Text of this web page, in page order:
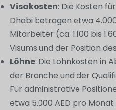
Visakosten: Die Kosten
Dhabi betragen etwa
Mitarbeiter (ca. 1.100 bis
Visums und der Position
Löhne: Die Lohnkosten in
der Branche und der
Für administrative
etwa 5.000 AED pro Monat